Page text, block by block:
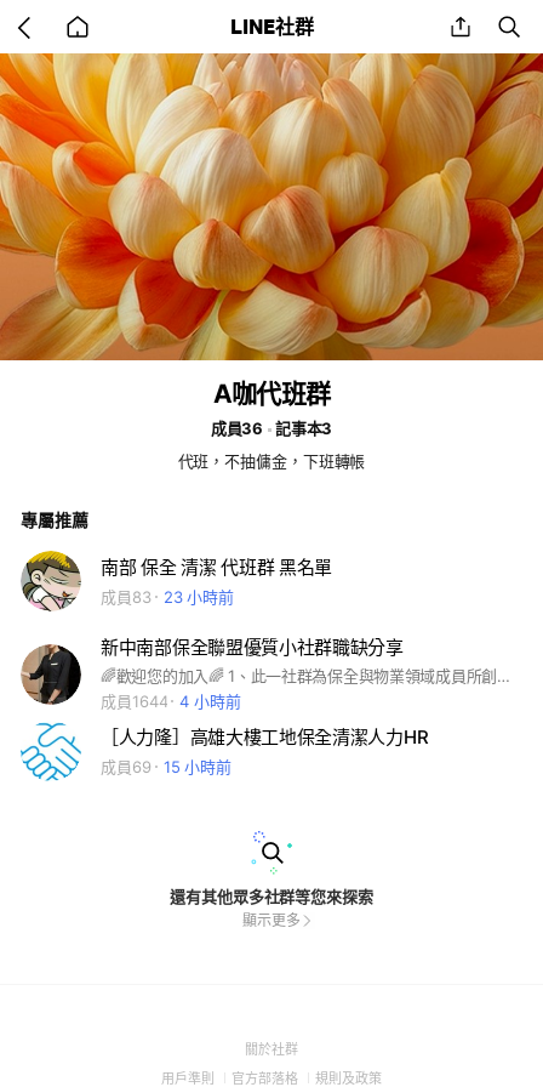
back
to
home
LINE社群 share
A咖代班群
成員36
記事本3
代班，不抽傭金，下班轉帳
專屬推薦
南部 保全 清潔 代班群 黑名單
成員83 23 小時前
新中南部保全聯盟優質小社群職缺分享
🌈歡迎您的加入🌈 1、此一社群為保全與物業領域成員所創建，皆為志工性質便於成員彼此交流職缺、經驗樂見各位聯繫情感，社群禮貌和群組氛圍需要您我共同維繫相關運作與規定亦仰賴全體配合，以理性討論盼大家相互體諒與經營 謝謝大家! 2、鼓勵物業徵才及加入，優秀物業人才加入及就業！嚴格把關確保社群品質！ 3、竭誠歡迎優秀退役軍職加入本社群 4、歡迎同業多交流！也歡迎加入這社群。 我們社群創立不到三個月人數沒有很多，但我們管理群會盡力幫助大家找到適合的工作，請大家給我們一個為您服務機會，願社群成為一個保全之路的溫暖加油小站
成員1644
4 小時前
［人力隆］高雄大樓工地保全清潔人力HR
成員69 15 小時前
還有其他眾多社群等您來探索
顯示更多
關於社群(Open
用戶準則 (Open
官方部落格 (Open
規則及政策(Open